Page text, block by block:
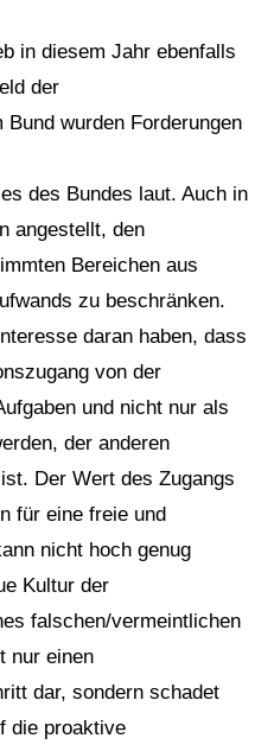
in diesem Jahr ebenfalls
der
Bund wurden Forderungen
des Bundes laut. Auch in
angestellt, den
Bereichen aus
zu beschränken.
daran haben, dass
von der
und nicht nur als
der anderen
Der Wert des Zugangs
für eine freie und
nicht hoch genug
Kultur der
falschen/vermeintlichen
nur einen
dar, sondern schadet
die proaktive